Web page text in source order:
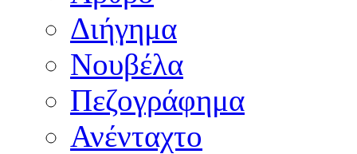
Διήγημα
Νουβέλα
Πεζογράφημα
Ανένταχτο